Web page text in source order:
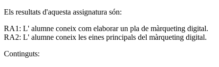
Els resultats d'aquesta assignatura són:
RA1: L' alumne coneix com elaborar un pla de màrqueting digital.
RA2: L' alumne coneix les eines principals del màrqueting digital.
Continguts: